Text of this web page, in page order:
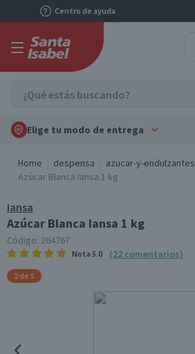
Centro de ayuda
Elige tu modo de entrega
Home despensa azucar-y-endulzantes
Azúcar Blanca Iansa 1 kg
Iansa
Azúcar Blanca Iansa 1 kg
Código: 264767
Nota 5.0 (22 comentarios)
2 de 5